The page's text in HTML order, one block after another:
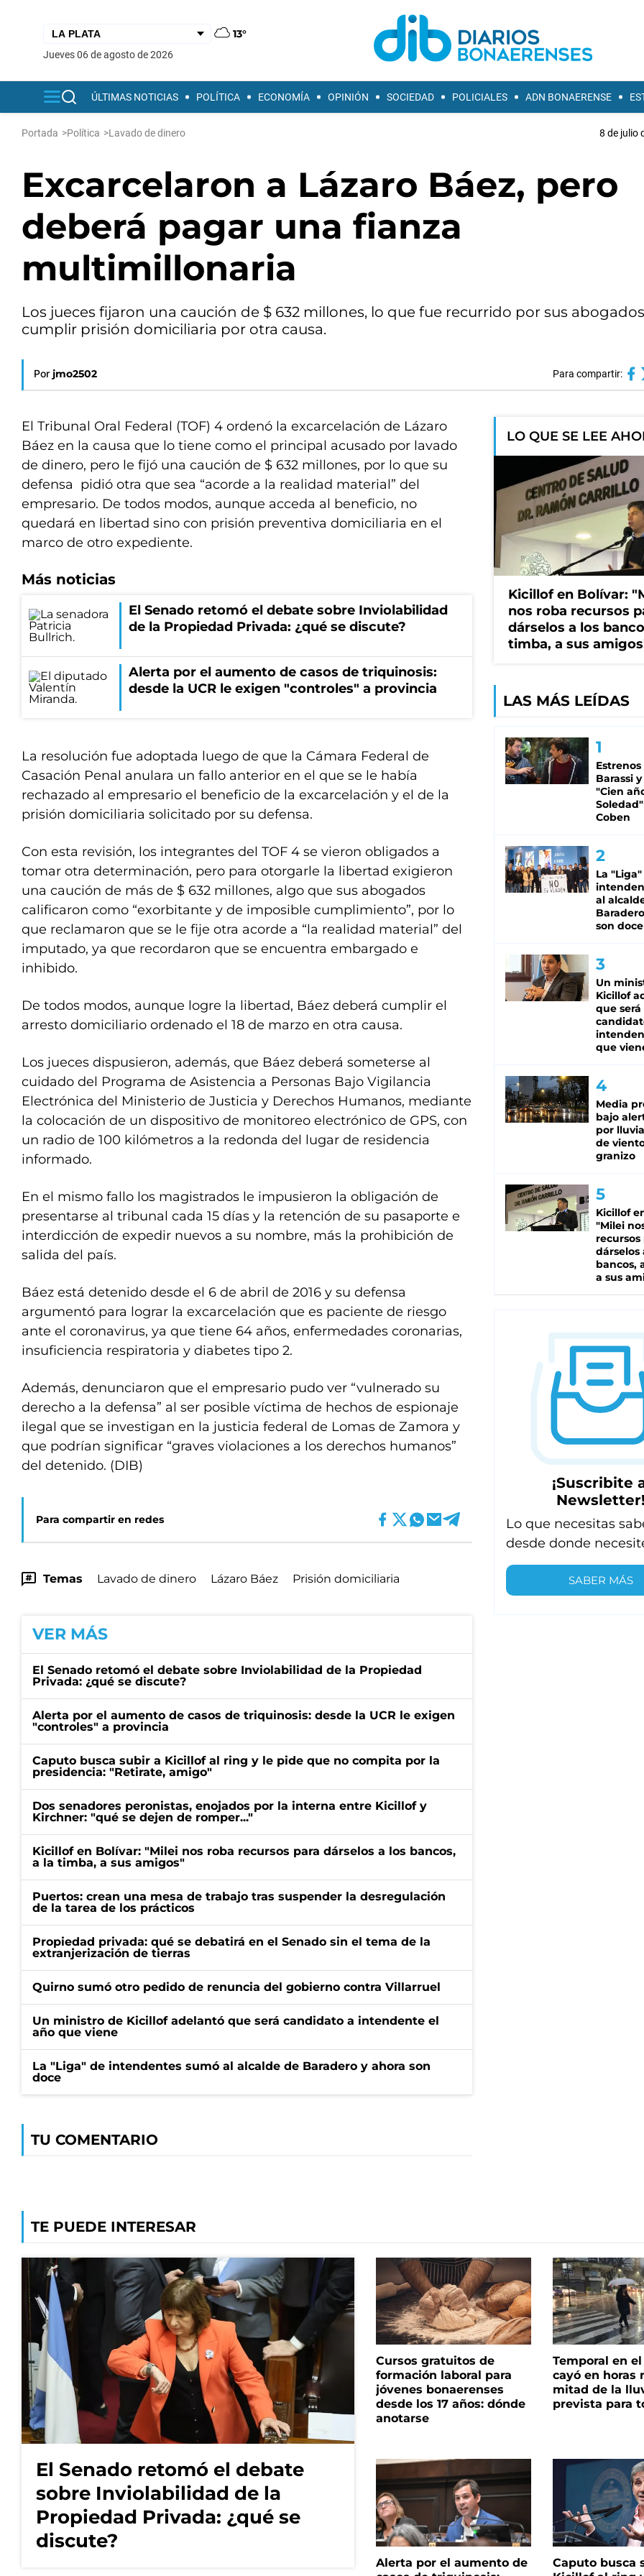
13°
jueves 06 de agosto de 2026
ÚLTIMAS NOTICIAS POLÍTICA ECONOMÍA OPINIÓN SOCIEDAD POLICIALES ADN BONAERENSE
Portada >Política >Lavado de dinero 8 de julio
Excarcelaron a Lázaro Báez, pero
deberá pagar una fianza
multimillonaria
Los jueces fijaron una caución de $ 632 millones, lo que fue recurrido por sus
cumplir prisión domiciliaria por otra causa.
Por jmo2502 Para compartir:
El Tribunal Oral Federal (TOF) 4 ordenó la excarcelación de Lázaro
Báez en la causa que lo tiene como el principal acusado por lavado
de dinero, pero le fijó una caución de $ 632 millones, por lo que su
defensa pidió otra que sea “acorde a la realidad material” del
empresario. De todos modos, aunque acceda al beneficio, no
quedará en libertad sino con prisión preventiva domiciliaria en el
marco de otro expediente.
Más noticias
El Senado retomó el debate sobre Inviolabilidad
de la Propiedad Privada: ¿qué se discute?
Alerta por el aumento de casos de triquinosis:
desde la UCR le exigen "controles" a provincia
La resolución fue adoptada luego de que la Cámara Federal de
Casación Penal anulara un fallo anterior en el que se le había
rechazado al empresario el beneficio de la excarcelación y el de la
prisión domiciliaria solicitado por su defensa.
Con esta revisión, los integrantes del TOF 4 se vieron obligados a
tomar otra determinación, pero para otorgarle la libertad exigieron
una caución de más de $ 632 millones, algo que sus abogados
calificaron como “exorbitante y de imposible cumplimiento”, por lo
que reclamaron que se le fije otra acorde a “la realidad material” del
imputado, ya que recordaron que se encuentra embargado e
inhibido.
De todos modos, aunque logre la libertad, Báez deberá cumplir el
arresto domiciliario ordenado el 18 de marzo en otra causa.
Los jueces dispusieron, además, que Báez deberá someterse al
cuidado del Programa de Asistencia a Personas Bajo Vigilancia
Electrónica del Ministerio de Justicia y Derechos Humanos, mediante
la colocación de un dispositivo de monitoreo electrónico de GPS, con
un radio de 100 kilómetros a la redonda del lugar de residencia
informado.
En el mismo fallo los magistrados le impusieron la obligación de
presentarse al tribunal cada 15 días y la retención de su pasaporte e
interdicción de expedir nuevos a su nombre, más la prohibición de
salida del país.
Báez está detenido desde el 6 de abril de 2016 y su defensa
argumentó para lograr la excarcelación que es paciente de riesgo
ante el coronavirus, ya que tiene 64 años, enfermedades coronarias,
insuficiencia respiratoria y diabetes tipo 2.
Además, denunciaron que el empresario pudo ver “vulnerado su
derecho a la defensa” al ser posible víctima de hechos de espionaje
ilegal que se investigan en la justicia federal de Lomas de Zamora y
que podrían significar “graves violaciones a los derechos humanos”
del detenido. (DIB)
Para compartir en redes
Temas Lavado de dinero Lázaro Báez Prisión domiciliaria
VER MÁS
El Senado retomó el debate sobre Inviolabilidad de la Propiedad
Privada: ¿qué se discute?
Alerta por el aumento de casos de triquinosis: desde la UCR le exigen
"controles" a provincia
Caputo busca subir a Kicillof al ring y le pide que no compita por la
presidencia: "Retirate, amigo"
Dos senadores peronistas, enojados por la interna entre Kicillof y
Kirchner: "qué se dejen de romper..."
Kicillof en Bolívar: "Milei nos roba recursos para dárselos a los bancos,
a la timba, a sus amigos"
Puertos: crean una mesa de trabajo tras suspender la desregulación
de la tarea de los prácticos
Propiedad privada: qué se debatirá en el Senado sin el tema de la
extranjerización de tierras
Quirno sumó otro pedido de renuncia del gobierno contra Villarruel
Un ministro de Kicillof adelantó que será candidato a intendente el
año que viene
La "Liga" de intendentes sumó al alcalde de Baradero y ahora son
doce
TU COMENTARIO
LO QUE SE LEE
Kicillof en Bolívar:
nos roba recursos
dárselos a los
timba, a sus
LAS MÁS LEÍDAS
Estrenos
Barassi
"Cien
Coben
La
al
son doce
Un
Kicillof
que será
que
Media
bajo
por
de
granizo
Kicillof
"Milei
recursos
dárselos
bancos,
a sus
¡Suscribite
Newsletter!
Lo que necesitas
desde donde
SABER MÁS
TE PUEDE INTERESAR
El Senado retomó el debate
sobre Inviolabilidad de la
Propiedad Privada: ¿qué se
discute?
Cursos gratuitos de
formación laboral para
jóvenes bonaerenses
desde los 17 años: dónde
anotarse
Temporal en el
cayó en horas
mitad de la
prevista para
Alerta por el aumento de
Caputo busca